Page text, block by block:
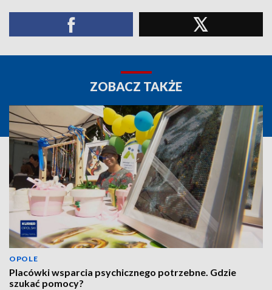
ZOBACZ TAKŻE
OPOLE
Placówki wsparcia psychicznego potrzebne. Gdzie
szukać pomocy?